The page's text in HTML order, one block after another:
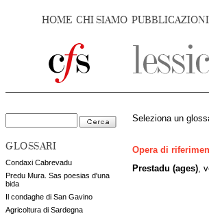
HOME CHI SIAMO PUBBLICAZIONI
GLOSSARI
Condaxi Cabrevadu
Predu Mura. Sas poesias d'una
bida
Il condaghe di San Gavino
Agricoltura di Sardegna
Seleziona un
Opera di
Prestadu (ages) ,